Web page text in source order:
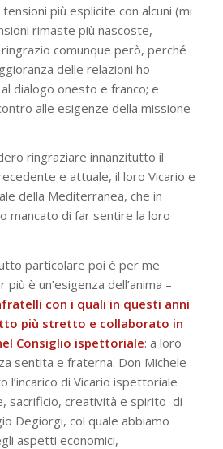
più esplicite con alcuni (mi
rimaste più nascoste,
comunque però, perché
delle relazioni ho
dialogo onesto e franco; e
alle esigenze della missione
ringraziare innanzitutto il
e attuale, il loro Vicario e
della Mediterranea, che in
mancato di far sentire la loro
particolare poi è per me
è un’esigenza dell’anima –
con i quali in questi anni
più stretto e collaborato in
Consiglio ispettoriale: a loro
sentita e fraterna. Don Michele
l’incarico di Vicario ispettoriale
sacrificio, creatività e spirito di
Degiorgi, col quale abbiamo
aspetti economici,